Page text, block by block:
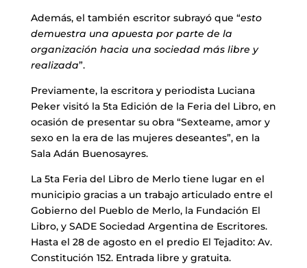
Además, el también escritor subrayó que “esto
demuestra una apuesta por parte de la
organización hacia una sociedad más libre y
realizada”.
Previamente, la escritora y periodista Luciana
Peker visitó la 5ta Edición de la Feria del Libro, en
ocasión de presentar su obra “Sexteame, amor y
sexo en la era de las mujeres deseantes”, en la
Sala Adán Buenosayres.
La 5ta Feria del Libro de Merlo tiene lugar en el
municipio gracias a un trabajo articulado entre el
Gobierno del Pueblo de Merlo, la Fundación El
Libro, y SADE Sociedad Argentina de Escritores.
Hasta el 28 de agosto en el predio El Tejadito: Av.
Constitución 152. Entrada libre y gratuita.